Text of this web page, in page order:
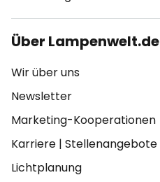
Über Lampenwelt.de
Wir über uns
Newsletter
Marketing-Kooperationen
Karriere | Stellenangebote
Lichtplanung